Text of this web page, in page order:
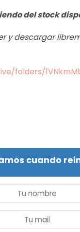
del stock
y descargar
folders/
cuando